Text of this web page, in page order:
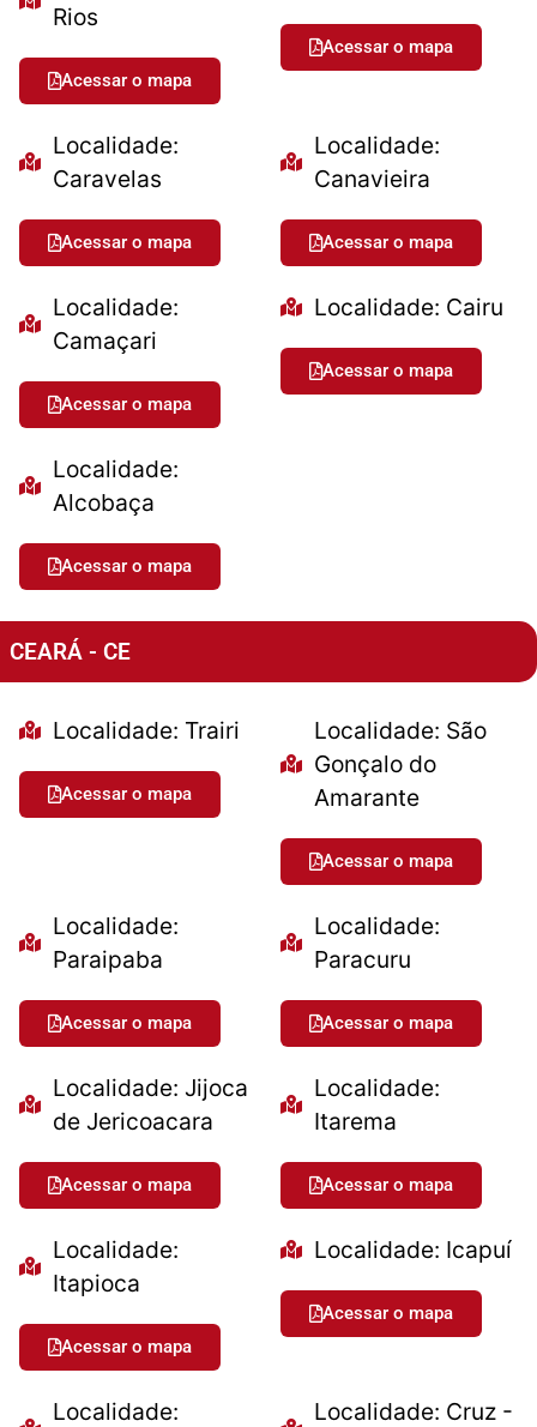
Rios
Acessar o mapa
Acessar o mapa
Localidade:
Caravelas
Acessar o mapa
Localidade:
Canavieira
Acessar o mapa
Localidade:
Camaçari
Acessar o mapa
Localidade: Cairu
Acessar o mapa
Localidade:
Alcobaça
Acessar o mapa
CEARÁ - CE
Localidade: Trairi
Acessar o mapa
Localidade: São
Gonçalo do
Amarante
Acessar o mapa
Localidade:
Paraipaba
Acessar o mapa
Localidade:
Paracuru
Acessar o mapa
Localidade: Jijoca
de Jericoacara
Acessar o mapa
Localidade:
Itarema
Acessar o mapa
Localidade:
Itapioca
Acessar o mapa
Localidade: Icapuí
Acessar o mapa
Localidade:
Localidade: Cruz -